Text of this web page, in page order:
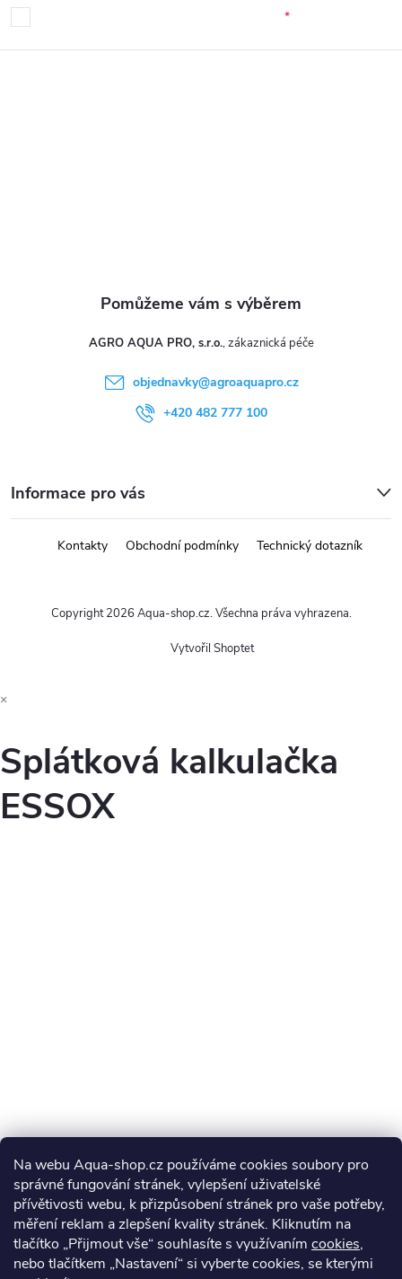
Na webu Aqua-shop.cz používáme cookies soubory pro
správné fungování stránek, vylepšení uživatelské
přívětivosti webu, k přizpůsobení stránek pro vaše potřeby,
měření reklam a zlepšení kvality stránek. Kliknutím na
tlačítko „Přijmout vše“ souhlasíte s využívaním cookies,
nebo tlačítkem „Nastavení“ si vyberte cookies, se kterými
p
AGRO AQUA PRO, s.r.o.
objednavky@agroaquapro.cz
+420 482 777 100
Informace pro vás
Kontakty Obchodní podmínky Technický dotazník
Vytvořil Shoptet
Copyright 2026 Aqua-shop.cz. Všechna práva vyhrazena.
×
Splátková kalkulačka
ESSOX